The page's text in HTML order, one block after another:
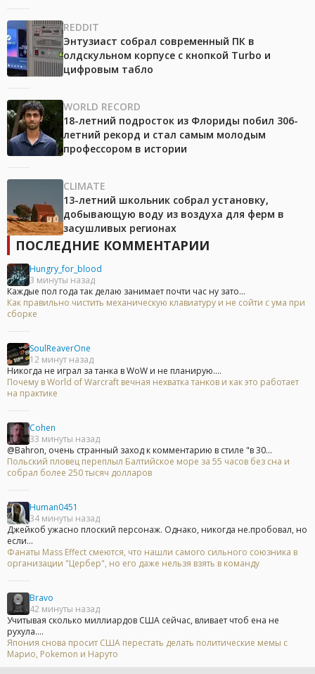
REDDIT
Энтузиаст собрал современный ПК в
олдскульном корпусе с кнопкой Turbo и
цифровым табло
WORLD RECORD
18-летний подросток из Флориды побил 306-
летний рекорд и стал самым молодым
профессором в истории
CLIMATE
13-летний школьник собрал установку,
добывающую воду из воздуха для ферм в
засушливых регионах
ПОСЛЕДНИЕ КОММЕНТАРИИ
Hungry_for_blood
3 минуты назад
Каждые пол года так делаю занимает почти час ну зато...
Как правильно чистить механическую клавиатуру и не сойти с ума при
сборке
SoulReaverOne
12 минут назад
Никогда не играл за танка в WoW и не планирую....
Почему в World of Warcraft вечная нехватка танков и как это работает
на практике
Cohen
33 минуты назад
@Bahron, очень странный заход к комментарию в стиле "в 30...
Польский пловец переплыл Балтийское море за 55 часов без сна и
собрал более 250 тысяч долларов
Human0451
34 минуты назад
Джейкоб ужасно плоский персонаж. Однако, никогда не.пробовал, но
если...
Фанаты Mass Effect смеются, что нашли самого сильного союзника в
организации "Цербер", но его даже нельзя взять в команду
Bravo
42 минуты назад
Учитывая сколько миллиардов США сейчас, вливает чтоб ена не
рухула....
Япония снова просит США перестать делать политические мемы с
Марио, Pokemon и Наруто